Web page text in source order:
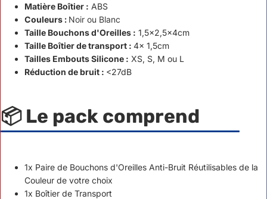
Matière Boîtier : ABS
Couleurs : Noir ou Blanc
Taille Bouchons d'Oreilles : 1,5x2,5x4cm
Taille Boîtier de transport : 4x 1,5cm
Tailles Embouts Silicone : XS, S, M ou L
Réduction de bruit : <27dB
📦 Le pack comprend
1x Paire de Bouchons d'Oreilles Anti-Bruit Réutilisables de la
Couleur de votre choix
1x Boîtier de Transport